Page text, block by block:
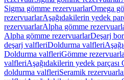
Sigma gömme rezervuarlarOmega
rezervuarlarAşağıdakilerin yedek
rezervuarlarAlpha gömme
Alpha gömme rezervuarlarDeşarj
deşarj valfleriDoldurma valfleri
Doldurma valfleriGömme
valfleriAşağıdakilerin yedek
doldurma valfleriSeramik